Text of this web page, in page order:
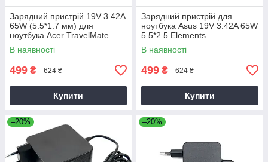
Зарядний пристрій 19V 3.42A
65W (5.5*1.7 мм) для
ноутбука Acer TravelMate
P2510-G2-M
В наявності
499 ₴ 624 ₴
Купити
Зарядний пристрій для
ноутбука Asus 19V 3.42A 65W
5.5*2.5 Elements
В наявності
499 ₴ 624 ₴
Купити
–20% –20%